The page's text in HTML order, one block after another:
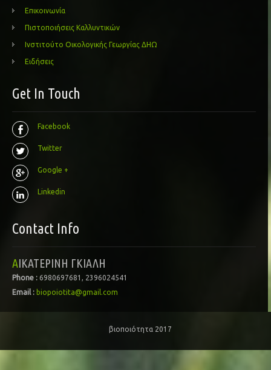
Επικοινωνία
Πιστοποιήσεις Καλλυντικών
Ινστιτούτο Οικολογικής Γεωργίας ΔΗΩ
Ειδήσεις
Get In Touch
Facebook
Twitter
Google +
Linkedin
Contact Info
ΑΙΚΑΤΕΡΙΝΗ ΓΚΙΑΛΗ
Phone : 6980697681, 2396024541
Email : biopoiotita@gmail.com
βιοποιότητα 2017